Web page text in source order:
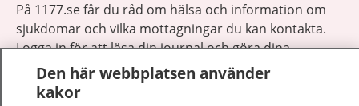
På 1177.se får du råd om hälsa och information om
sjukdomar och vilka mottagningar du kan kontakta.
Logga in för att läsa din journal och göra dina
vårdärenden. Ring telefonnummer 1177 för
sjukvårdsrådgivning dygnet runt.
Den här webbplatsen använder
kakor